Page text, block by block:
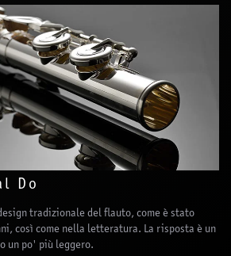
Do
tradizionale del flauto, come è stato
così come nella letteratura. La risposta è un
un po' più leggero.